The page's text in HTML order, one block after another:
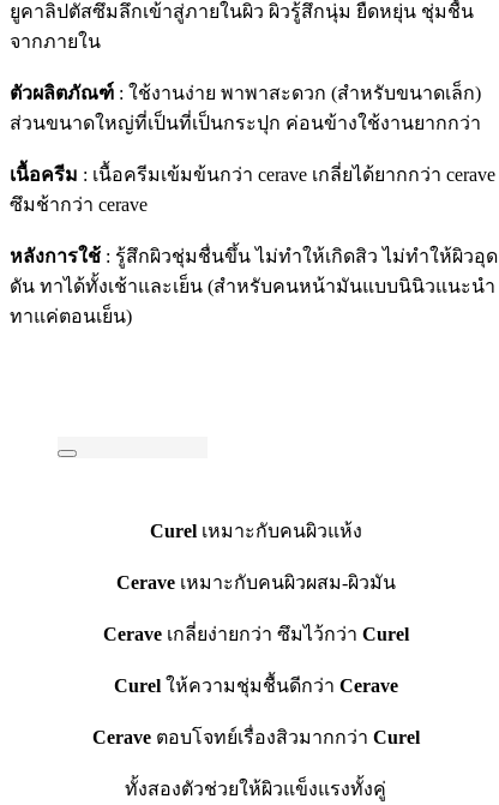
ยูคาลิปตัสซึมลึกเข้าสู่ภายในผิว ผิวรู้สึกนุ่ม ยืดหยุ่น ชุ่มชื้น
จากภายใน
ตัวผลิตภัณฑ์ : ใช้งานง่าย พาพาสะดวก (สำหรับขนาดเล็ก)
ส่วนขนาดใหญ่ที่เป็นที่เป็นกระปุก ค่อนข้างใช้งานยากกว่า
เนื้อครีม : เนื้อครีมเข้มข้นกว่า cerave เกลี่ยได้ยากกว่า cerave
ซึมช้ากว่า cerave
หลังการใช้ : รู้สึกผิวชุ่มชื่นขึ้น ไม่ทำให้เกิดสิว ไม่ทำให้ผิวอุด
ดัน ทาได้ทั้งเช้าและเย็น (สำหรับคนหน้ามันแบบนินิวแนะนำ
ทาแค่ตอนเย็น)
Curelเหมาะกับคนผิวแห้ง
Ceraveเหมาะกับคนผิวผสม-ผิวมัน
Ceraveเกลี่ยง่ายกว่า ซึมไว้กว่า Curel
Curelให้ความชุ่มชื้นดีกว่า Cerave
Ceraveตอบโจทย์เรื่องสิวมากกว่า Curel
ทั้งสองตัวช่วยให้ผิวแข็งแรงทั้งคู่